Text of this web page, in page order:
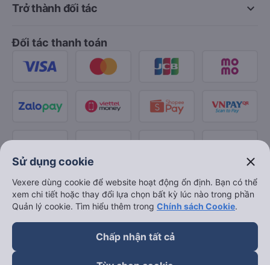
keyboard_arrow_down
Trở thành đối tác
Đối tác thanh toán
Sử dụng cookie close
Vexere dùng cookie để website hoạt động ổn định. Bạn có thể
xem chi tiết hoặc thay đổi lựa chọn bất kỳ lúc nào trong phần
Quản lý cookie. Tìm hiểu thêm trong Chính sách Cookie.
Chấp nhận tất cả